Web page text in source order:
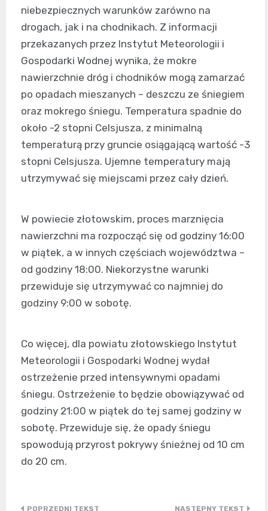
niebezpiecznych warunków zarówno na
drogach, jak i na chodnikach. Z informacji
przekazanych przez Instytut Meteorologii i
Gospodarki Wodnej wynika, że mokre
nawierzchnie dróg i chodników mogą zamarzać
po opadach mieszanych – deszczu ze śniegiem
oraz mokrego śniegu. Temperatura spadnie do
około -2 stopni Celsjusza, z minimalną
temperaturą przy gruncie osiągającą wartość -3
stopni Celsjusza. Ujemne temperatury mają
utrzymywać się miejscami przez cały dzień.
W powiecie złotowskim, proces marznięcia
nawierzchni ma rozpocząć się od godziny 16:00
w piątek, a w innych częściach województwa –
od godziny 18:00. Niekorzystne warunki
przewiduje się utrzymywać co najmniej do
godziny 9:00 w sobotę.
Co więcej, dla powiatu złotowskiego Instytut
Meteorologii i Gospodarki Wodnej wydał
ostrzeżenie przed intensywnymi opadami
śniegu. Ostrzeżenie to będzie obowiązywać od
godziny 21:00 w piątek do tej samej godziny w
sobotę. Przewiduje się, że opady śniegu
spowodują przyrost pokrywy śnieżnej od 10 cm
do 20 cm.